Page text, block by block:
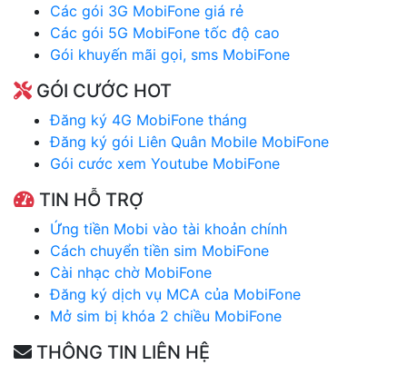
Các gói 3G MobiFone giá rẻ
Các gói 5G MobiFone tốc độ cao
Gói khuyến mãi gọi, sms MobiFone
GÓI CƯỚC HOT
Đăng ký 4G MobiFone tháng
Đăng ký gói Liên Quân Mobile MobiFone
Gói cước xem Youtube MobiFone
TIN HỖ TRỢ
Ứng tiền Mobi vào tài khoản chính
Cách chuyển tiền sim MobiFone
Cài nhạc chờ MobiFone
Đăng ký dịch vụ MCA của MobiFone
Mở sim bị khóa 2 chiều MobiFone
THÔNG TIN LIÊN HỆ